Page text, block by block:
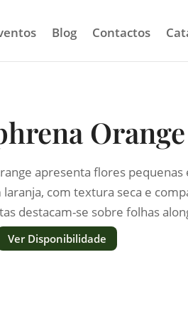
Blog Contactos
Orange
apresenta flores pequenas
com textura seca e
destacam-se sobre folhas
em verde suave.
Ver Disponibilidade